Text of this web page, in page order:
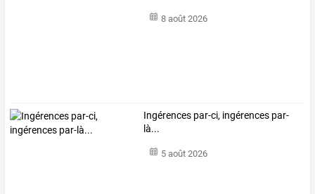
8 août 2026
Ingérences par-ci, ingérences par-
là...
5 août 2026